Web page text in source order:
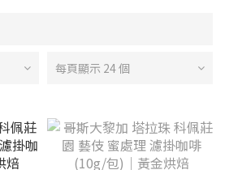
每頁顯示 24 個